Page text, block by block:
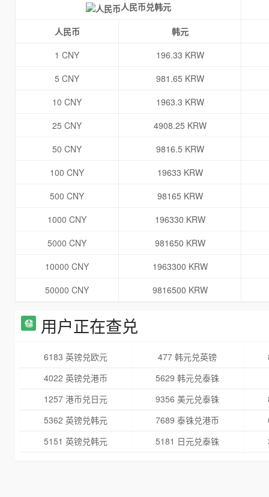
人民币兑韩元
人民币
韩元
1 CNY
196.33 KRW
5 CNY
981.65 KRW
10 CNY
1963.3 KRW
25 CNY
4908.25 KRW
50 CNY
9816.5 KRW
100 CNY
19633 KRW
500 CNY
98165 KRW
1000 CNY
196330 KRW
5000 CNY
981650 KRW
10000 CNY
1963300 KRW
50000 CNY
9816500 KRW
用户正在查兑
6183 英镑兑欧元 477 韩元兑英镑
4022 英镑兑港币
5629 韩元兑泰铢
1257 港币兑日元
9356 美元兑泰铢
5362 英镑兑韩元
7689 泰铢兑港币
5151 英镑兑韩元
5181 日元兑泰铢